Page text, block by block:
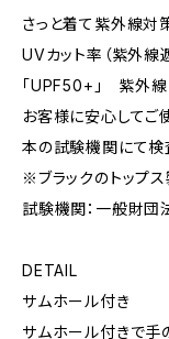
さっと着て紫外線対
UVカット率（紫外線
「UPF50+」 紫外線
お客様に安心してご
本の試験機関にて検
※ブラックのトップ
試験機関：一般財団
DETAIL
サムホール付き
サムホール付きで手